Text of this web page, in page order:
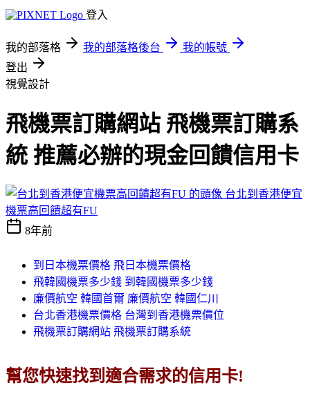
登入
我的部落格 我的部落格後台
我的帳號
登出
視覺設計
飛機票訂購網站 飛機票訂購系
統 推薦必辦的現金回饋信用卡
台北到香港便宜
機票高回饋超有FU
8年前
到日本機票價格 飛日本機票價格
飛韓國機票多少錢 到韓國機票多少錢
廉價航空 韓國首爾 廉價航空 韓國仁川
台北香港機票價格 台灣到香港機票價位
飛機票訂購網站 飛機票訂購系統
幫您快速找到適合需求的信用卡!